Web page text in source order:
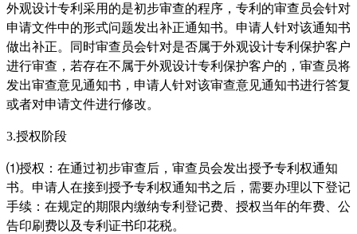
外观设计专利采用的是初步审查的程序，专利的审查员会针对
申请文件中的形式问题发出补正通知书。申请人针对该通知书
做出补正。同时审查员会针对是否属于外观设计专利保护客户
进行审查，若存在不属于外观设计专利保护客户的，审查员将
发出审查意见通知书，申请人针对该审查意见通知书进行答复
或者对申请文件进行修改。
3.授权阶段
⑴授权：在通过初步审查后，审查员会发出授予专利权通知
书。申请人在接到授予专利权通知书之后，需要办理以下登记
手续：在规定的期限内缴纳专利登记费、授权当年的年费、公
告印刷费以及专利证书印花税。